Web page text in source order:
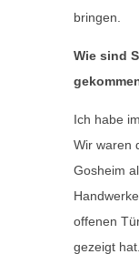
bringen.
Wie sind
Ich habe
Wir waren
Gosheim
offenen
gezeigt